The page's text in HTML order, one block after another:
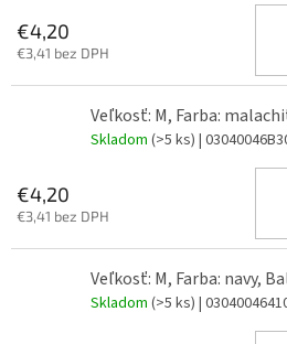
€4,20
€3,41 bez DPH
Veľkosť: M, Farba:
Skladom (>5 ks) |
€4,20
€3,41 bez DPH
Veľkosť: M, Farba: navy,
Skladom (>5 ks) |